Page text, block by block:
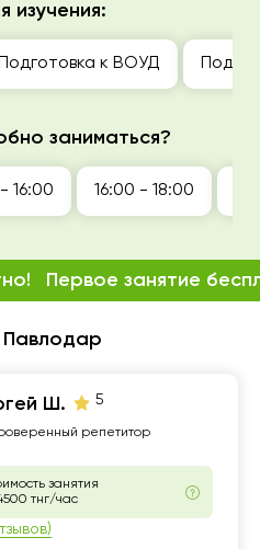
Павлодар
Ш. 5
репетитор
занятия
тнг/час
Первое занятие
изучения:
Подготовка к ВОУД
заниматься?
16:00 16:00 - 18:00